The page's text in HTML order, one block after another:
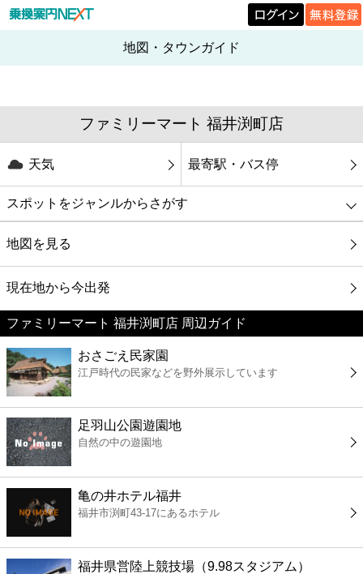
地図・タウンガイド
ファミリーマート 福井渕町店
天気 最寄駅・バス停
スポットをジャンルからさがす
グルメ
映画
美容
コンビニ
薬局
スーパー
エンタメ
レジャー
地図を見る
現在地から今出発
ファミリーマート 福井渕町店 周辺ガイド
おさごえ民家園
江戸時代の民家などを野外展示しています
足羽山公園遊園地
自然の中の遊園地
亀の井ホテル福井
福井市渕町43-17にあるホテル
福井県営陸上競技場（9.98スタジアム）